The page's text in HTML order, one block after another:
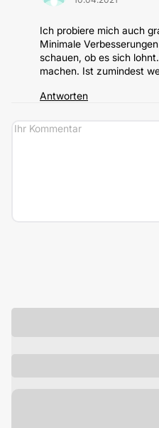
Ich probiere mich auch
Minimale
schauen, ob es sich
machen. Ist zumindest
Antworten